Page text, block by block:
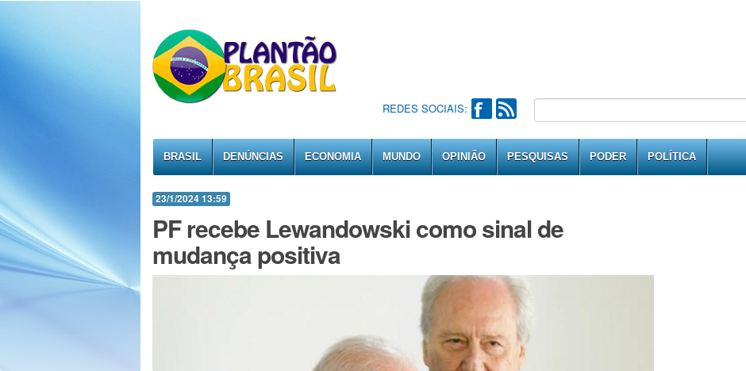
REDES SOCIAIS:
BRASIL DENÚNCIAS ECONOMIA MUNDO OPINIÃO PESQUISAS PODER POLÍTICA
23/1/2024 13:59
PF recebe Lewandowski como sinal de
mudança positiva